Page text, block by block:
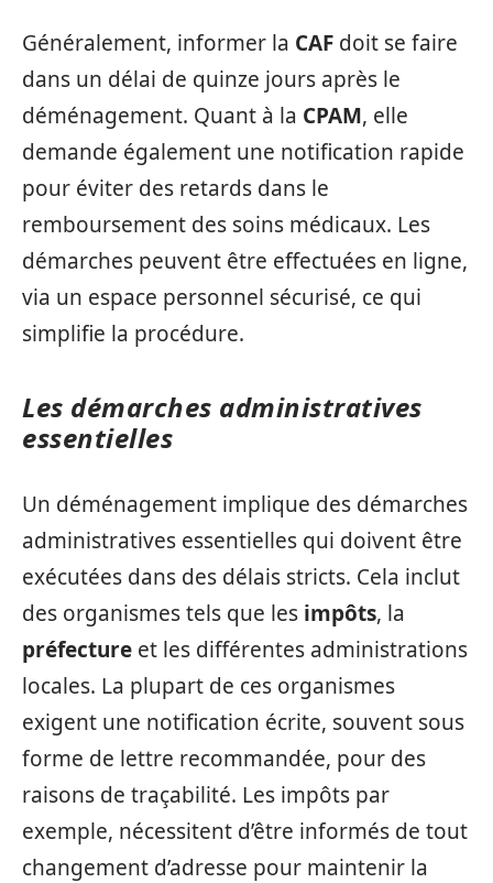
Généralement, informer la CAF doit se faire
dans un délai de quinze jours après le
déménagement. Quant à la CPAM, elle
demande également une notification rapide
pour éviter des retards dans le
remboursement des soins médicaux. Les
démarches peuvent être effectuées en ligne,
via un espace personnel sécurisé, ce qui
simplifie la procédure.
Les démarches administratives
essentielles
Un déménagement implique des démarches
administratives essentielles qui doivent être
exécutées dans des délais stricts. Cela inclut
des organismes tels que les impôts, la
préfecture et les différentes administrations
locales. La plupart de ces organismes
exigent une notification écrite, souvent sous
forme de lettre recommandée, pour des
raisons de traçabilité. Les impôts par
exemple, nécessitent d’être informés de tout
changement d’adresse pour maintenir la